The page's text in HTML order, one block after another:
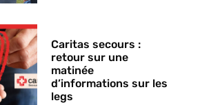
Caritas secours :
retour sur une
matinée
d’informations sur les
legs